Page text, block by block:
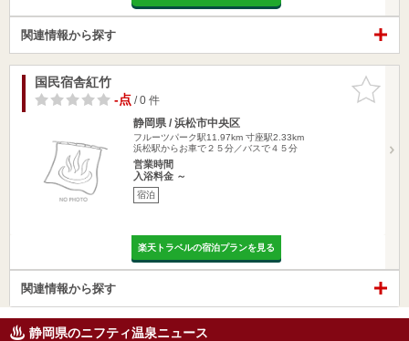
関連情報から探す
お気に入
りに追加
国民宿舎紅竹
-点/ 0 件
静岡県 / 浜松市中央区
フルーツパーク駅11.97km 寸座駅2.33km
浜松駅からお車で２５分／バスで４５分
営業時間
入浴料金 ～
宿泊
楽天トラベルの宿泊プランを見る
関連情報から探す
静岡県のニフティ温泉ニュース